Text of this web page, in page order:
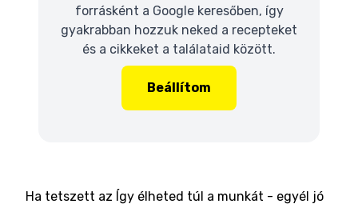
forrásként a Google keresőben, így
gyakrabban hozzuk neked a recepteket
és a cikkeket a találataid között.
Beállítom
Ha tetszett az Így élheted túl a munkát - egyél jó